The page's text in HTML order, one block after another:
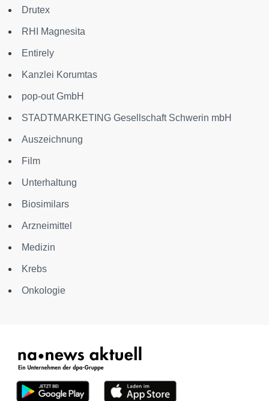
Drutex
RHI Magnesita
Entirely
Kanzlei Korumtas
pop-out GmbH
STADTMARKETING Gesellschaft Schwerin mbH
Auszeichnung
Film
Unterhaltung
Biosimilars
Arzneimittel
Medizin
Krebs
Onkologie